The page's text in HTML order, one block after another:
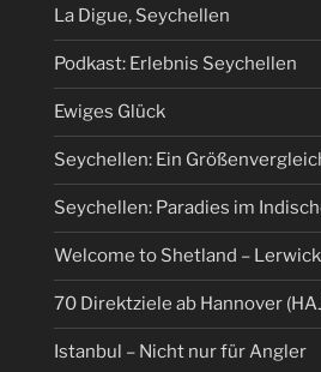
La Digue, Seychellen
Podkast: Erlebnis Seychellen
Ewiges Glück
Seychellen: Ein
Seychellen: Paradies im
Welcome to Shetland – Lerwick
70 Direktziele ab Hannover
Istanbul – Nicht nur für Angler